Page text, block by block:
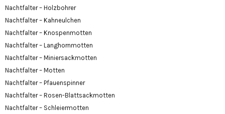
Nachtfalter – Holzbohrer
Nachtfalter – Kahneulchen
Nachtfalter – Knospenmotten
Nachtfalter – Langhornmotten
Nachtfalter – Miniersackmotten
Nachtfalter – Motten
Nachtfalter – Pfauenspinner
Nachtfalter – Rosen-Blattsackmotten
Nachtfalter – Schleiermotten